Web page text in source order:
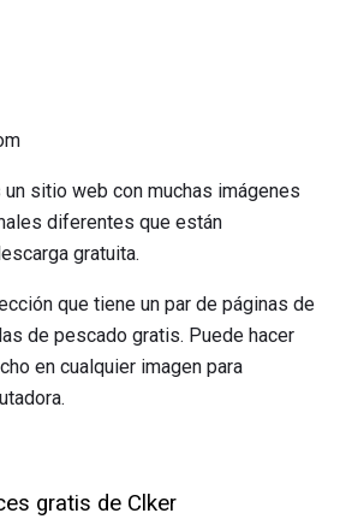
un sitio web con muchas imágenes
diferentes que están
gratuita.
que tiene un par de páginas de
de pescado gratis. Puede hacer
en cualquier imagen para
gratis de Clker